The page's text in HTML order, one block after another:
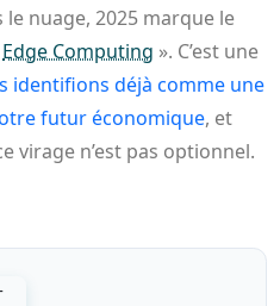
nuage, 2025 marque le
Edge Computing ». C’est une
identifions déjà comme une
futur économique, et
virage n’est pas optionnel.